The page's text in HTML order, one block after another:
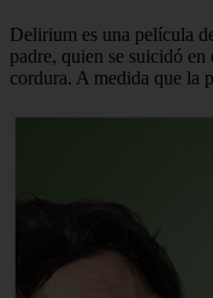
Delirium es una película
padre, quien se suicidó
cordura. A medida que la